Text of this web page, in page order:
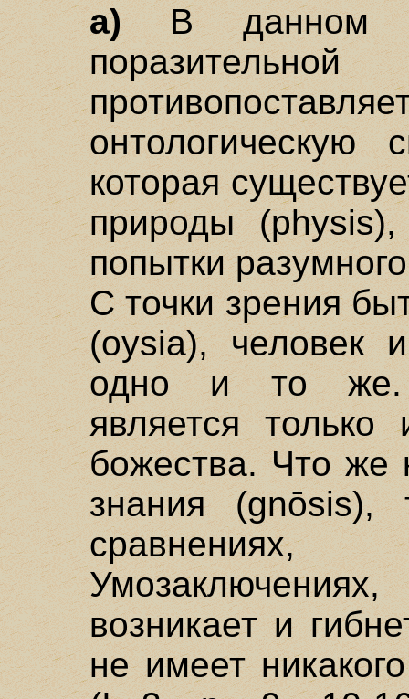
а) В данном
которая
природы
попытки
С точки зрения
(oysia), человек
одно и то же.
является
божества. Что же
знания
сравнениях,
возникает и
не имеет